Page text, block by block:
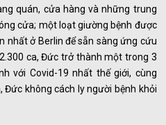
quán, cửa hàng và những trung
cửa; một loạt giường bệnh được
nhất ở Berlin để sẵn sàng ứng cứu
ca, Đức trở thành một trong 3
với Covid-19 nhất thế giới, cùng
Đức không cách ly người bệnh khỏi